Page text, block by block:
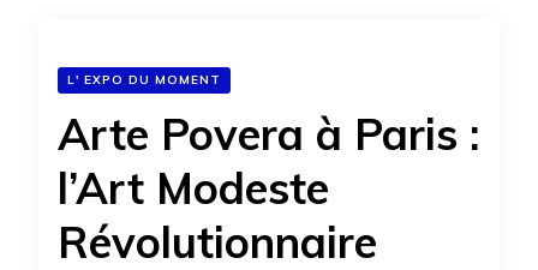
L' EXPO DU MOMENT
Arte Povera à Paris :
l’Art Modeste
Révolutionnaire